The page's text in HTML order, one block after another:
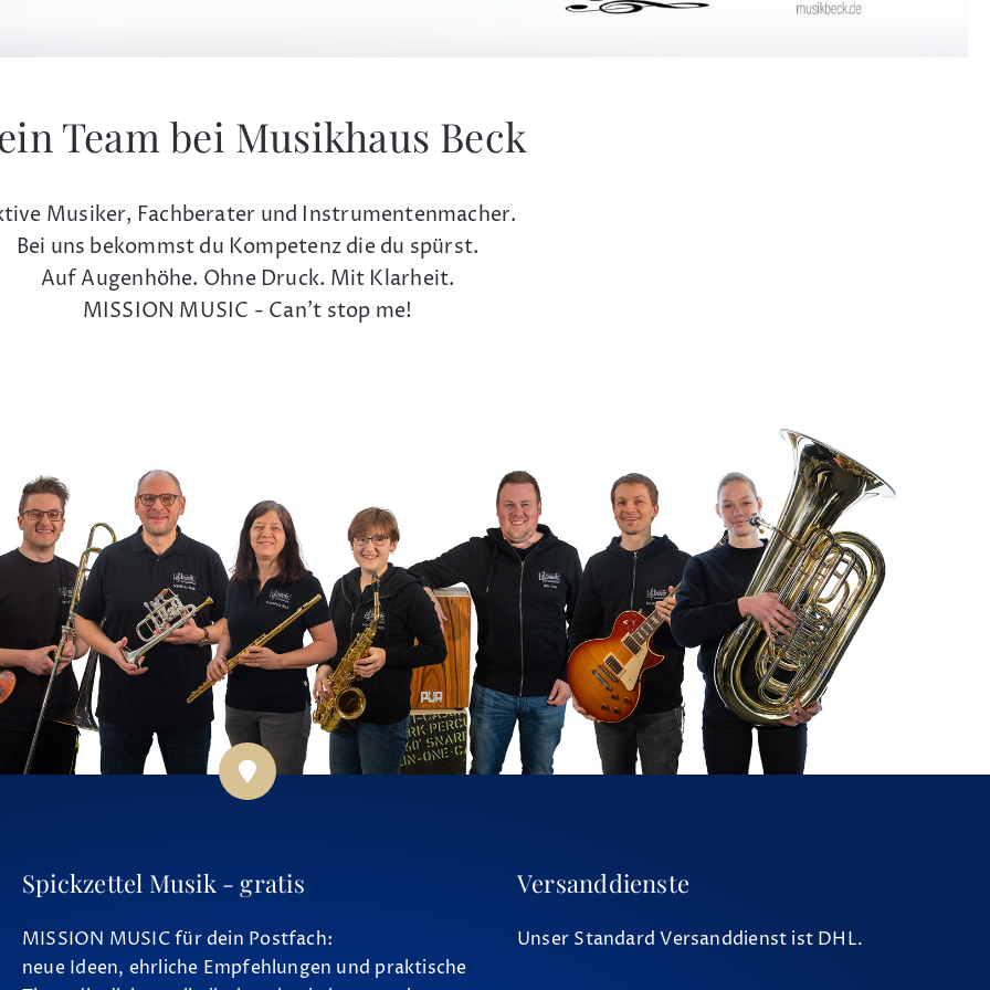
Team bei Musikhaus Beck
Musiker, Fachberater und Instrumentenmacher.
Bei uns bekommst du Kompetenz die du spürst.
Auf Augenhöhe. Ohne Druck. Mit Klarheit.
MISSION MUSIC - Can't stop me!
Spickzettel Musik - gratis
MISSION MUSIC für dein Postfach:
neue Ideen, ehrliche Empfehlungen und praktische
Versanddienste
Unser Standard Versanddienst ist DHL.